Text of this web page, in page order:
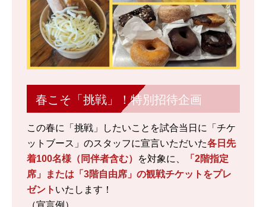
春こそ「挑戦」！特別招待企画
この春に「挑戦」したいことを試合当日に「チケ
ットブース」のスタッフに宣言いただいた各日先
着100名様（同伴者含む）
を対象に、
「2階指定
席」または「3階自由席」の観戦チケットをプレ
ゼント いたします！
（宣言例）